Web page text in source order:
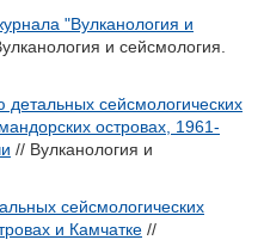
"Вулканология и
и сейсмология.
детальных сейсмологических
островах, 1961-
// Вулканология и
сейсмологических
и Камчатке //